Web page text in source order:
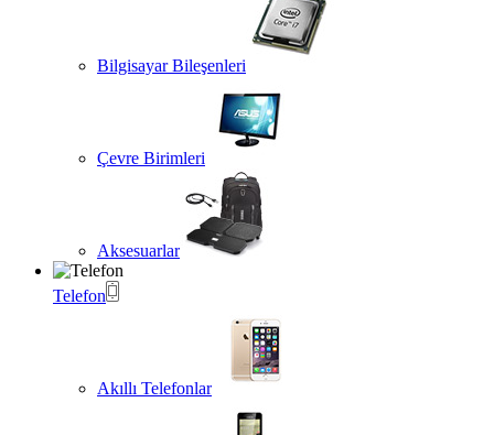
Bilgisayar Bileşenleri
Çevre Birimleri
Aksesuarlar
Telefon
Akıllı Telefonlar